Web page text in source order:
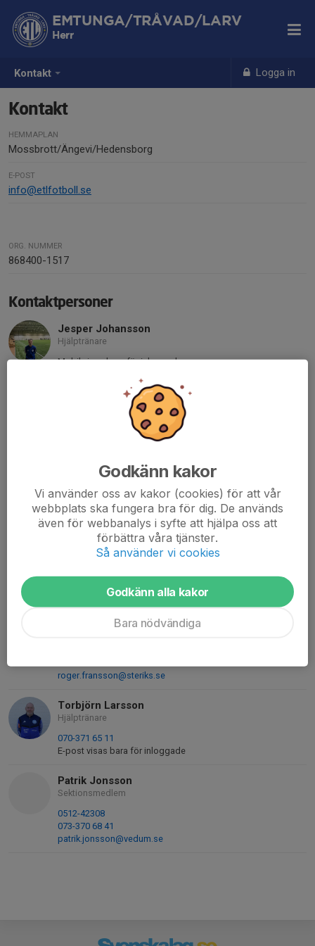
Kontakt Logga in
EMTUNGA/TRÅVAD/LARV
Herr
Kontakt
HEMMAPLAN
Mossbrott/Ängevi/Hedensborg
E-POST
info@etlfotboll.se
ORG. NUMMER
868400-1517
Kontaktpersoner
Jesper Johansson
Hjälptränare
Mobil visas bara för inloggade
Andreas Mellegård
Sebastian Eriksson
Tränare
073-543 60 59
sullven@hotmail.com
Fredrik Ohlsson
076-790 44 01
Roger Fransson
roger.fransson@steriks.se
Torbjörn Larsson
Hjälptränare
070-371 65 11
E-post visas bara för inloggade
Patrik Jonsson
Sektionsmedlem
0512-42308
073-370 68 41
patrik.jonsson@vedum.se
Godkänn kakor
Vi använder oss av kakor (cookies) för att vår
webbplats ska fungera bra för dig. De används
även för webbanalys i syfte att hjälpa oss att
förbättra våra tjänster.
Så använder vi cookies
Godkänn alla kakor
Bara nödvändiga